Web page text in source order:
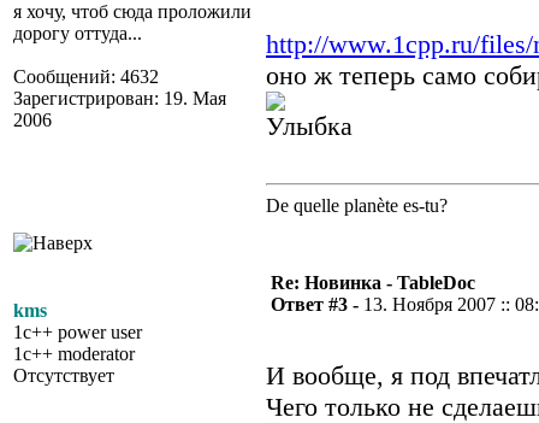
я хочу, чтоб сюда проложили
дорогу оттуда...
Сообщений: 4632
Зарегистрирован: 19. Мая
2006
http://www.1cpp.ru/
оно ж теперь само
De quelle planète es-tu?
kms
1c++ power user
1c++ moderator
Отсутствует
Re: Новинка - TableDoc
Ответ #3 - 13. Ноября 2007 ::
И вообще, я под
Чего только не